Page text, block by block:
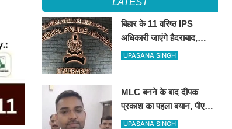
LATEST
बिहार के 11 वरिष्ठ IPS
अधिकारी जाएंगे हैदराबाद,
आधुनिक पुलिसिंग और नेतृत्व
UPASANA SINGH
MLC बनने के बाद दीपक
प्रकाश का पहला बयान, पीएम
मोदी से लेकर उपेंद्र कुशवाहा
UPASANA SINGH